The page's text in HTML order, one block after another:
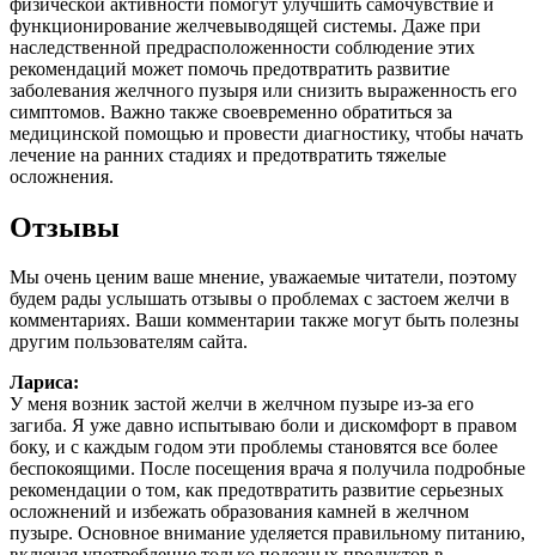
функционирование желчевыводящей системы. Даже при
наследственной предрасположенности соблюдение этих
рекомендаций может помочь предотвратить развитие
заболевания желчного пузыря или снизить выраженность его
симптомов. Важно также своевременно обратиться за
медицинской помощью и провести диагностику, чтобы начать
лечение на ранних стадиях и предотвратить тяжелые
осложнения.
Отзывы
Мы очень ценим ваше мнение, уважаемые читатели, поэтому
будем рады услышать отзывы о проблемах с застоем желчи в
комментариях. Ваши комментарии также могут быть полезны
другим пользователям сайта.
Лариса:
У меня возник застой желчи в желчном пузыре из-за его
загиба. Я уже давно испытываю боли и дискомфорт в правом
боку, и с каждым годом эти проблемы становятся все более
беспокоящими. После посещения врача я получила подробные
рекомендации о том, как предотвратить развитие серьезных
осложнений и избежать образования камней в желчном
пузыре. Основное внимание уделяется правильному питанию,